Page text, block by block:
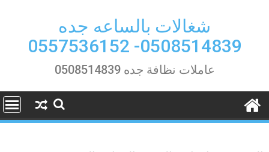
شغالات بالساعه جده
0508514839- 0557536152
عاملات نظافة جده 0508514839